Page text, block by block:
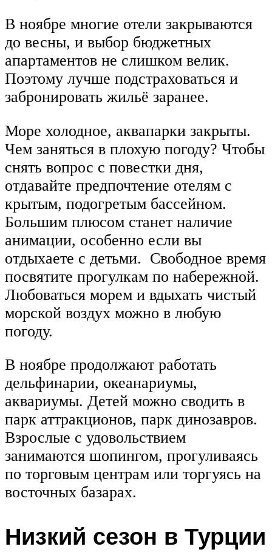
В ноябре многие отели закрываются
до весны, и выбор бюджетных
апартаментов не слишком велик.
Поэтому лучше подстраховаться и
забронировать жильё заранее.
Море холодное, аквапарки закрыты.
Чем заняться в плохую погоду? Чтобы
снять вопрос с повестки дня,
отдавайте предпочтение отелям с
крытым, подогретым бассейном.
Большим плюсом станет наличие
анимации, особенно если вы
отдыхаете с детьми. Свободное время
посвятите прогулкам по набережной.
Любоваться морем и вдыхать чистый
морской воздух можно в любую
погоду.
В ноябре продолжают работать
дельфинарии, океанариумы,
аквариумы. Детей можно сводить в
парк аттракционов, парк динозавров.
Взрослые с удовольствием
занимаются шопингом, прогуливаясь
по торговым центрам или торгуясь на
восточных базарах.
Низкий сезон в Турции